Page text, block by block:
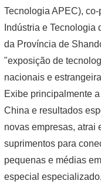
Tecnologia APEC),
Indústria e
da Província de
"exposição de
nacionais e
Exibe principalmente
China e resultados
novas empresas, atrai
suprimentos para
pequenas e médias
especial